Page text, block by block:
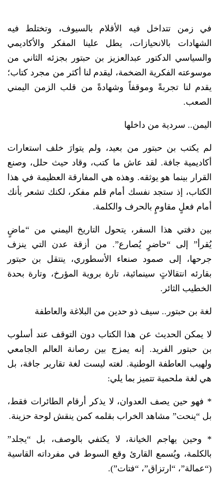
في زمن تتداخل فيه الأقلام بالسيوف، وتختلط فيه
الشهادات بالانحيازات، يطل علينا المفكر والأكاديمي
والسياسي الدكتور عبدالعزيز بن حبتور بجزئه الثاني من
موسوعته الفكرية الضخمة، ليقدم لنا أكثر من مجرد كتاب؛
يقدم لنا تجربةً وموقفاً وشهادةً من قلب الزمن اليمني
الصعب.
اليمن.. سردية من داخلها
لم يكتب بن حبتور من بعيد، ولم يتوارَ خلف استعارات
أكاديمية جافة. لقد عاش ما كتب، وقاد حيث حلل، وصنع
القرار بينما هو يوثقه. وهذه هي المفارقة العظيمة في هذا
الكتاب، إذ ستجد نفسك أمام قلم مفكر، لكنك تشعر بأنك
أمام فعلٍ مقاومٍ بالحرف والكلمة.
بين دفتي هذا السفر، يتحول التاريخ اليمني من “ماضٍ
يُقرأ” إلى “حاضرٍ يُصارع”. من أزقة عدن التي ينزف
جرحها، إلى صمود صنعاء الأسطوري، ينتقل بن حبتور
بقارئه انتقالاتٍ سينمائية، تارة بروية المؤرخ، وتارة بحدة
الخطيب الثائر.
لغة بن حبتور.. سيف ذو حدين من البلاغة والعاطفة
لا يمكن الحديث عن هذا الكتاب دون التوقف عند أسلوب
بن حبتور الفريد. إنه يمزج بين رصانة العالم الجامعي
ولهيب العاطفة الوطنية. لغته ليست لغة تقارير جافة، بل
هي لغة ملحمية تتميز بما يلي:
* فهو حين يصف العدوان، لا يذكر أرقام الطائرات فقط،
بل “ينحت” مشاهد الخراب بقلمه كمن ينقش لوحة حزينة.
* وحين يهاجم الخيانة، لا يكتفي بالوصف، بل “يجلد”
بالكلمة، ويُسمع القارئ وقع السوط في مفرداته القاسية
(“عمالة”، “ارتزاق”، “فتات”).